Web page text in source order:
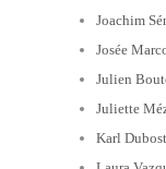
Joachim
Josée
Julien
Juliette
Karl Dubost